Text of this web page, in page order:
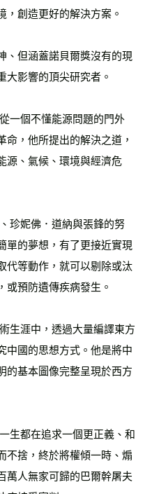
，創造更好的解決方案。
、但涵蓋諾貝爾獎沒有的現
大影響的頂尖研究者。
一個不懂能源問題的門外
，他所提出的解決之道，
源、氣候、環境與經濟危
珍妮佛．道納與張鋒的努
單的夢想，有了更接近實現
代等動作，就可以剔除或汰
或預防遺傳疾病發生。
生涯中，透過大量編譯東方
中國的思想方式。他是將中
的基本圖像完整呈現於西方
生都在追求一個更正義、和
不捨，終於將權傾一時、煽
萬人無家可歸的巴爾幹屠夫